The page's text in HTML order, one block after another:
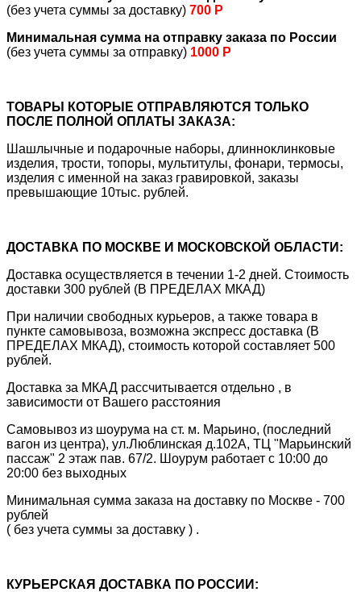
(без учета суммы за доставку) 700 Р
Минимальная сумма на отправку заказа по России
(без учета суммы за отправку) 1000 Р
ТОВАРЫ КОТОРЫЕ ОТПРАВЛЯЮТСЯ ТОЛЬКО
ПОСЛЕ ПОЛНОЙ ОПЛАТЫ ЗАКАЗА:
Шашлычные и подарочные наборы, длинноклинковые
изделия, трости, топоры, мультитулы, фонари, термосы,
изделия с именной на заказ гравировкой, заказы
превышающие 10тыс. рублей.
ДОСТАВКА ПО МОСКВЕ И МОСКОВСКОЙ ОБЛАСТИ:
Доставка осуществляется в течении 1-2 дней. Стоимость
доставки 300 рублей (В ПРЕДЕЛАХ МКАД)
При наличии свободных курьеров, а также товара в
пункте самовывоза, возможна экспресс доставка (В
ПРЕДЕЛАХ МКАД), стоимость которой составляет 500
рублей.
Доставка за МКАД рассчитывается отдельно , в
зависимости от Вашего расстояния
Самовывоз из шоурума на ст. м. Марьино, (последний
вагон из центра), ул.Люблинская д.102А, ТЦ "Марьинский
пассаж" 2 этаж пав. 67/2. Шоурум работает с 10:00 до
20:00 без выходных
Минимальная сумма заказа на доставку по Москве - 700
рублей
( без учета суммы за доставку ) .
КУРЬЕРСКАЯ ДОСТАВКА ПО РОССИИ: